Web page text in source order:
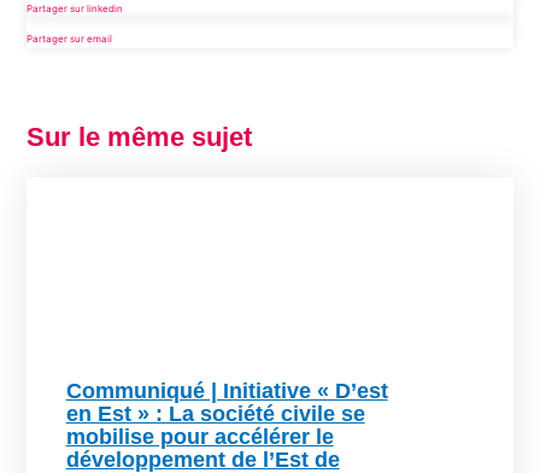
Partager sur linkedin
Partager sur email
Sur le même sujet
Communiqué | Initiative « D’est
en Est » : La société civile se
mobilise pour accélérer le
développement de l’Est de